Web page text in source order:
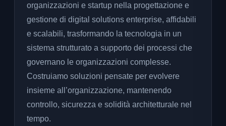
organizzazioni e startup nella progettazione e
gestione di digital solutions enterprise, affidabili
e scalabili, trasformando la tecnologia in un
sistema strutturato a supporto dei processi che
governano le organizzazioni complesse.
Costruiamo soluzioni pensate per evolvere
insieme all’organizzazione, mantenendo
controllo, sicurezza e solidità architetturale nel
tempo.